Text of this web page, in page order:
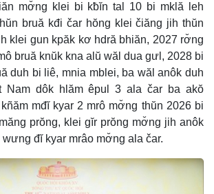
mơ̆ng klei bi kƀĭn tal 10 bi mklă leh
bruă kđi čar hŏng klei čiăng jih thŭn
klei gun kpăk kơ hdră bhiăn, 2027 rơ̆ng
bruă knŭk kna alŭ wăl dua gưl, 2028 bi
duh bi liê, mnia mblei, ba wăl anôk duh
Nam dôk hlăm êpul 3 ala čar ba akŏ
mđĭ kyar 2 mrô mơ̆ng thŭn 2026 bi
prŏng, klei gĭr prŏng mơ̆ng jih anôk
wưng đĭ kyar mrâo mơ̆ng ala čar.